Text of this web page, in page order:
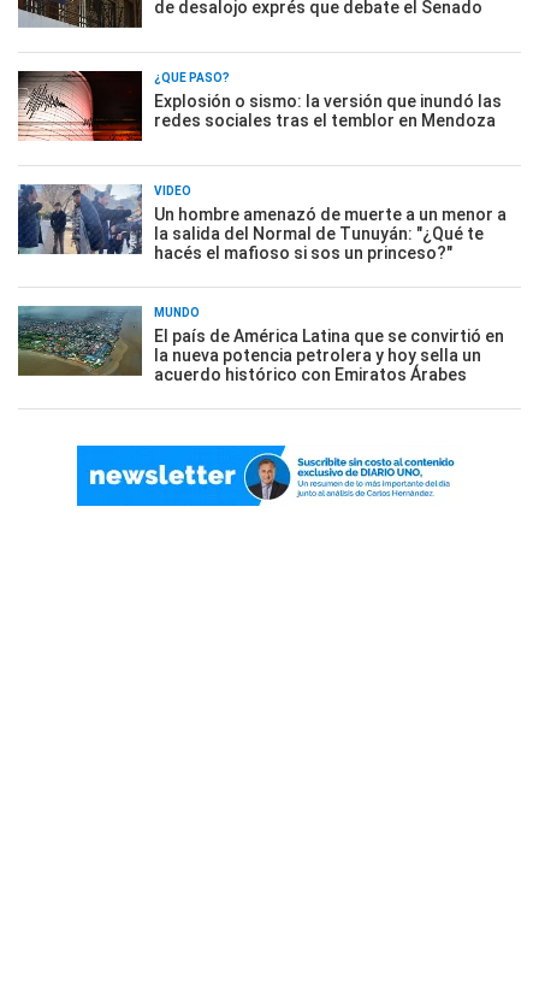
de desalojo exprés que debate el Senado
¿QUÉ PASÓ?
Explosión o sismo: la versión que inundó las
redes sociales tras el temblor en Mendoza
VIDEO
Un hombre amenazó de muerte a un menor a
la salida del Normal de Tunuyán: "¿Qué te
hacés el mafioso si sos un princeso?"
MUNDO
El país de América Latina que se convirtió en
la nueva potencia petrolera y hoy sella un
acuerdo histórico con Emiratos Árabes